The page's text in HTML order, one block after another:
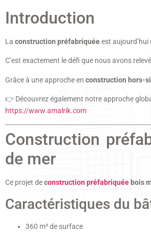
Introduction
La construction préfabriquéeest
C’est exactement le défi que nous avons
Grâce à une approche en construction hors-
👉 Découvrez également notre approche
https://www.amalrik.com
Construction
de mer
Ce projet deconstruction préfabriquéebois
Caractéristiques du
360 m² de surface